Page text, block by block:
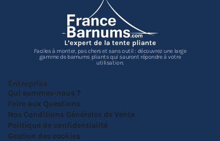
L’expert de la tente pliante
Faciles à monter, pas chers et sans outil : découvrez une large
gamme de barnums pliants qui sauront répondre à votre
utilisation.
Entreprise
Qui sommes-nous ?
Foire aux Questions
Nos Conditions Générales de Vente
Politique de confidentialité
Gestion des cookies